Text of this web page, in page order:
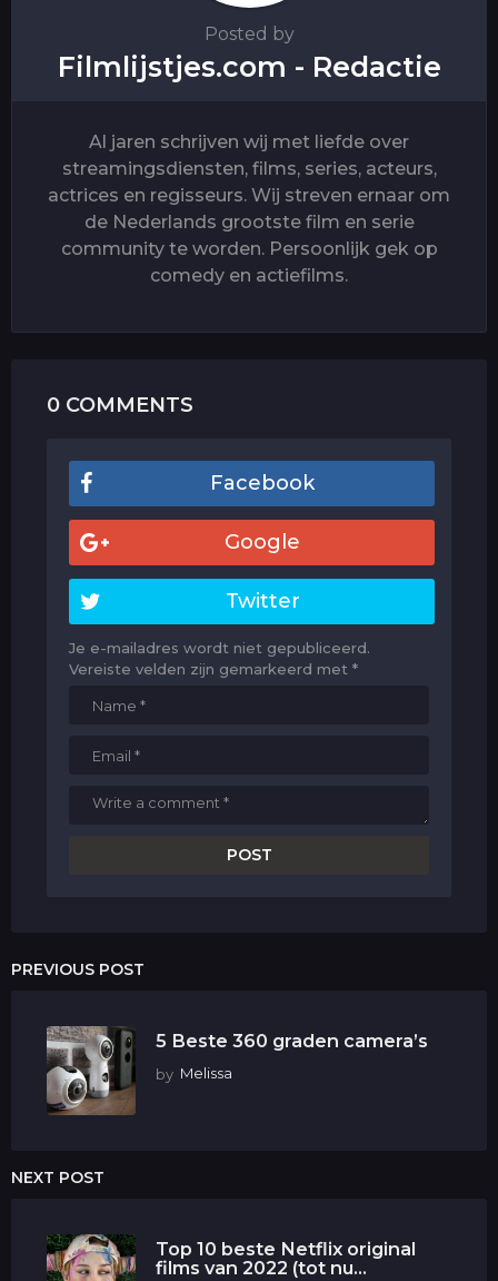
Posted by
Filmlijstjes.com - Redactie
Al jaren schrijven wij met liefde over
streamingsdiensten, films, series, acteurs,
actrices en regisseurs. Wij streven ernaar om
de Nederlands grootste film en serie
community te worden. Persoonlijk gek op
comedy en actiefilms.
0 COMMENTS
Facebook
Google
Twitter
Je e-mailadres wordt niet gepubliceerd.
Vereiste velden zijn gemarkeerd met *
PREVIOUS POST
5 Beste 360 graden camera’s
by Melissa
NEXT POST
Top 10 beste Netflix original
films van 2022 (tot nu...